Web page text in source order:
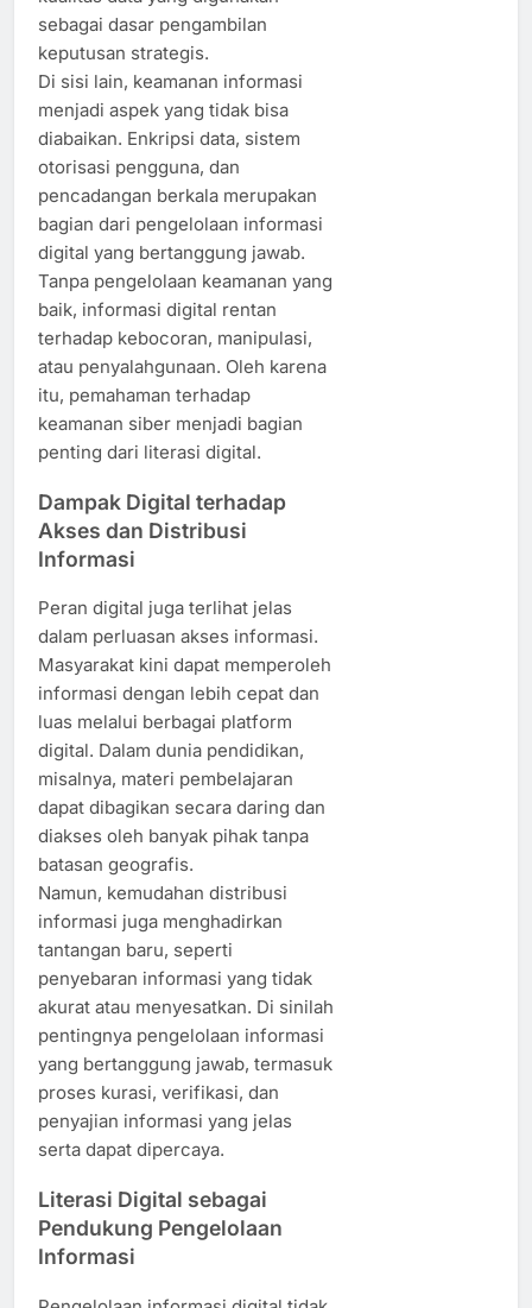
sebagai dasar pengambilan
keputusan strategis.
Di sisi lain, keamanan informasi
menjadi aspek yang tidak bisa
diabaikan. Enkripsi data, sistem
otorisasi pengguna, dan
pencadangan berkala merupakan
bagian dari pengelolaan informasi
digital yang bertanggung jawab.
Tanpa pengelolaan keamanan yang
baik, informasi digital rentan
terhadap kebocoran, manipulasi,
atau penyalahgunaan. Oleh karena
itu, pemahaman terhadap
keamanan siber menjadi bagian
penting dari literasi digital.
Dampak Digital terhadap
Akses dan Distribusi
Informasi
Peran digital juga terlihat jelas
dalam perluasan akses informasi.
Masyarakat kini dapat memperoleh
informasi dengan lebih cepat dan
luas melalui berbagai platform
digital. Dalam dunia pendidikan,
misalnya, materi pembelajaran
dapat dibagikan secara daring dan
diakses oleh banyak pihak tanpa
batasan geografis.
Namun, kemudahan distribusi
informasi juga menghadirkan
tantangan baru, seperti
penyebaran informasi yang tidak
akurat atau menyesatkan. Di sinilah
pentingnya pengelolaan informasi
yang bertanggung jawab, termasuk
proses kurasi, verifikasi, dan
penyajian informasi yang jelas
serta dapat dipercaya.
Literasi Digital sebagai
Pendukung Pengelolaan
Informasi